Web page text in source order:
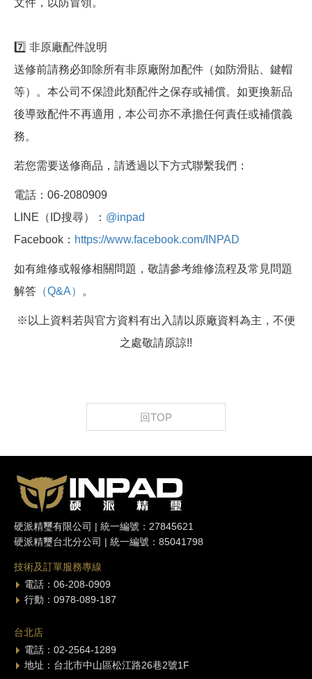
文件，以防冒領。
7️⃣ 非原廠配件說明
送修前請務必卸除所有非原廠附加配件（如防滑貼、鍵帽
等）。本公司不保證此類配件之保存或補償。如更換新品
後導致配件不再適用，本公司亦不承擔任何責任或補償義
務。
若您需要送修商品，請透過以下方式聯繫我們：
電話：06-2080909
LINE（ID搜尋）： @inpad
Facebook： https://www.facebook.com/INPAD
如有維修或報修相關問題，敬請參考維修流程及常見問題
解答 （Q&A） 。
※以上資料若與官方資料有出入請以原廠資料為主，不便
之處敬請原諒!!
回TOP
硬派精璽有限公司 | 統一編號：27845621
硬派精璽台北分公司 | 統一編號：85041798
技術及訂單服務專線
電話：06-208-0909
行動：0978-089-187
台北店
電話：02-2564-1289
地址：台北市中山區松江路26巷2號1F